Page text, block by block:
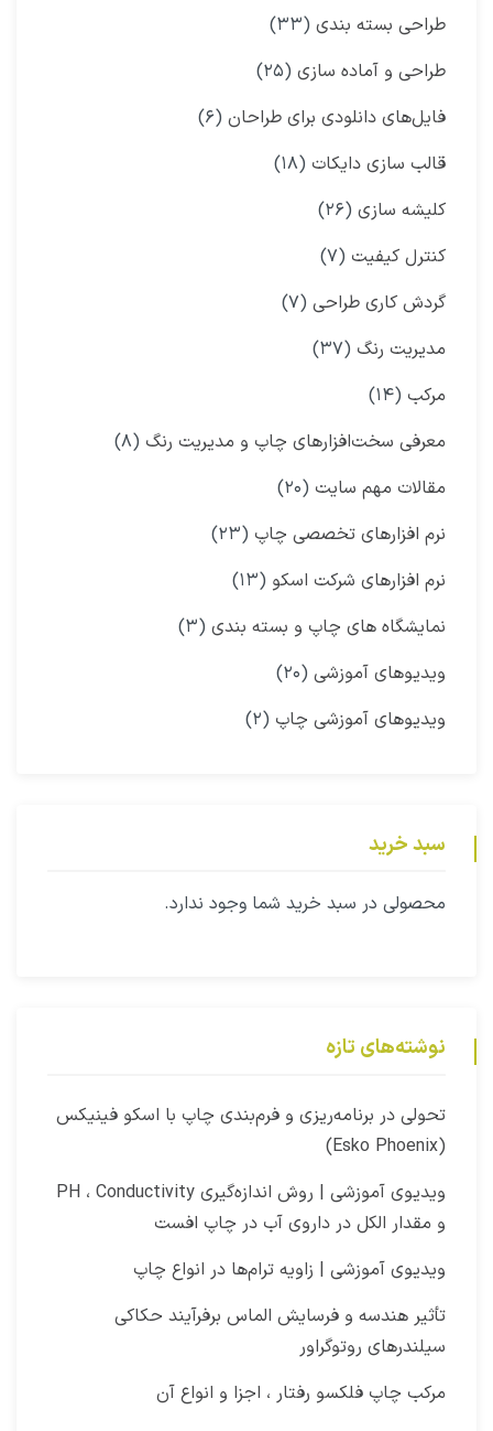
طراحی بسته بندی (۳۳)
طراحی و آماده سازی (۲۵)
فایل‌های دانلودی برای طراحان (۶)
قالب سازی دایکات (۱۸)
کلیشه سازی (۲۶)
کنترل کیفیت (۷)
گردش کاری طراحی (۷)
مدیریت رنگ (۳۷)
مرکب (۱۴)
معرفی سخت‌افزارهای چاپ و مدیریت رنگ (۸)
مقالات مهم سایت (۲۰)
نرم افزارهای تخصصی چاپ (۲۳)
نرم افزارهای شرکت اسکو (۱۳)
نمایشگاه‌ های چاپ و بسته بندی (۳)
ویدیوهای آموزشی (۲۰)
ویدیوهای آموزشی چاپ (۲)
سبد خرید
محصولی در سبد خرید شما وجود ندارد.
نوشته‌های تازه
‫تحولی در برنامه‌ریزی و فرم‌بندی چاپ با اسکو فینیکس
(Esko Phoenix)
ویدیوی آموزشی | روش اندازه‌گیری PH ، Conductivity
و مقدار الکل در داروی آب در چاپ افست​
ویدیوی آموزشی | زاویه ترام‌ها در انواع چاپ
تأثیر هندسه و فرسایش الماس برفرآیند حکاکی
سیلندرهای روتوگراور
مرکب چاپ فلکسو رفتار ، اجزا و انواع آن